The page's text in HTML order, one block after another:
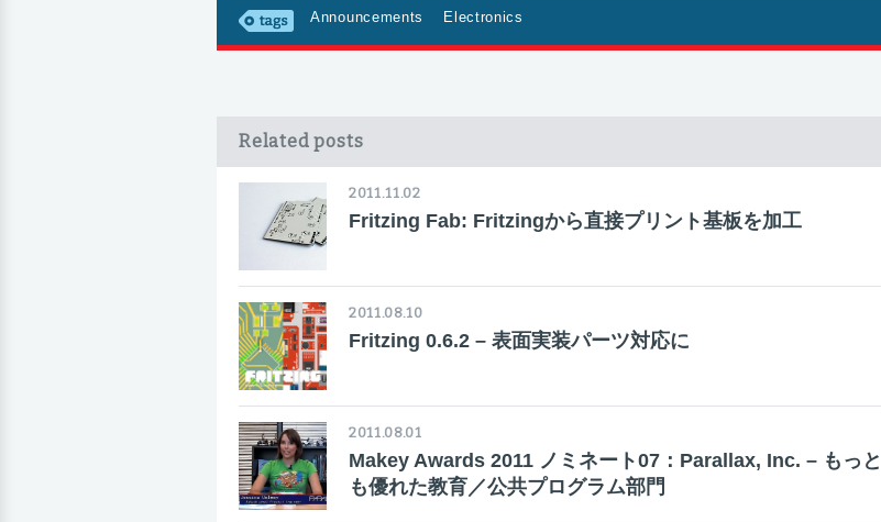
Announcements Electronics
Related posts
2011.11.02
Fritzing Fab: Fritzingから直接プリント基板を加工
2011.08.10
Fritzing 0.6.2 – 表面実装パーツ対応に
2011.08.01
Makey Awards 2011 ノミネート07：Parallax, Inc. – もっと
も優れた教育／公共プログラム部門